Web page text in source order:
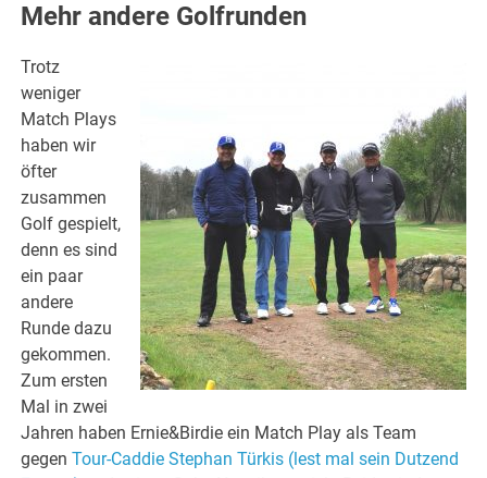
Mehr andere Golfrunden
Trotz
weniger
Match Plays
haben wir
öfter
zusammen
Golf gespielt,
denn es sind
ein paar
andere
Runde dazu
gekommen.
Zum ersten
Mal in zwei
Jahren haben Ernie&Birdie ein Match Play als Team
gegenTour-Caddie Stephan Türkis (lest mal sein Dutzend